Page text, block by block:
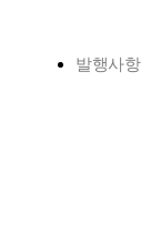
발행사항